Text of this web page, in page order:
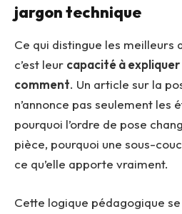
jargon technique
Ce qui distingue les meilleurs
c’est leur capacité à
comment. Un article sur la
n’annonce pas seulement les
pourquoi l’ordre de pose
pièce, pourquoi une sous-
ce qu’elle apporte vraiment.
Cette logique pédagogique